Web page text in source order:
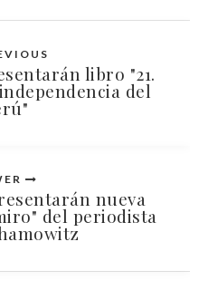
libro "21.
del
nueva
del periodista